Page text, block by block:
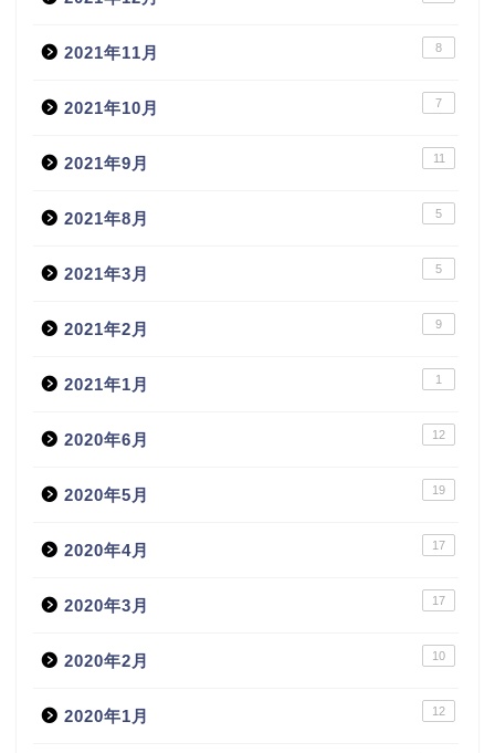
2021年11月 8
2021年10月 7
2021年9月 11
2021年8月 5
2021年3月 5
2021年2月 9
2021年1月 1
2020年6月 12
2020年5月 19
2020年4月 17
2020年3月 17
2020年2月 10
2020年1月 12